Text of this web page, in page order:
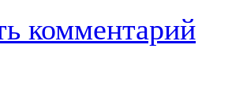
комментарий